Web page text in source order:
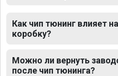
Как чип тюнинг влияет
коробку?
Можно ли вернуть
после чип тюнинга?